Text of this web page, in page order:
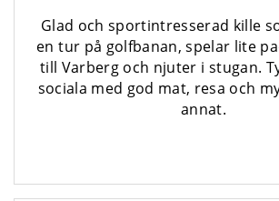
Glad och sportintresserad kille
en tur på golfbanan, spelar lite
till Varberg och njuter i stugan.
sociala med god mat, resa och
annat.